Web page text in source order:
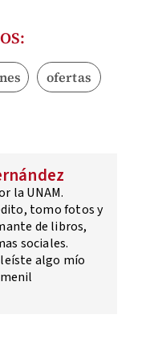
ofertas
la UNAM.
tomo fotos y
de libros,
sociales.
algo mío